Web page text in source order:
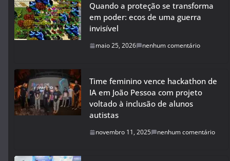
Quando a proteção se transforma
em poder: ecos de uma guerra
invisível
maio 25, 2026 nenhum comentário
Time feminino vence hackathon de
IA em João Pessoa com projeto
voltado à inclusão de alunos
autistas
novembro 11, 2025 nenhum comentário